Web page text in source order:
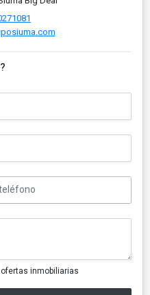
inmobiliarias